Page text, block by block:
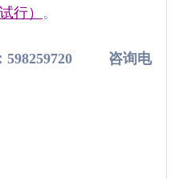
行） 。
598259720 咨询电